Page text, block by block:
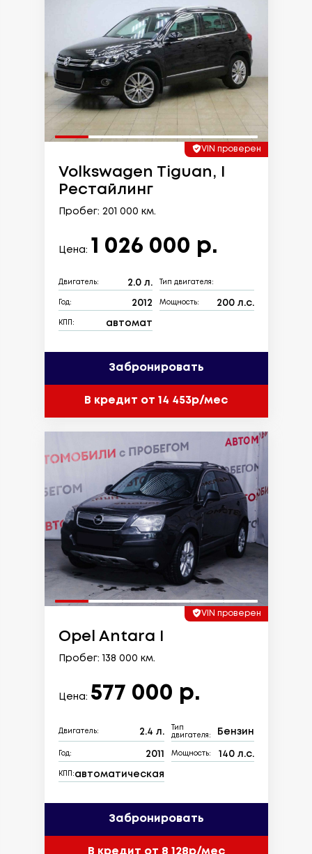
VIN проверен
Volkswagen Tiguan, I
Рестайлинг
Пробег: 201 000 км.
Цена: 1 026 000 р.
Двигатель: 2.0 л. Тип двигателя:
Год: 2012 Мощность: 200 л.с.
КПП: автомат
Забронировать
В кредит от 14 453р/мес
VIN проверен
Opel Antara I
Пробег: 138 000 км.
Цена: 577 000 р.
Двигатель: 2.4 л.
Тип
двигателя:
Бензин
Год: 2011 Мощность: 140 л.с.
КПП: автоматическая
Забронировать
В кредит от 8 128р/мес